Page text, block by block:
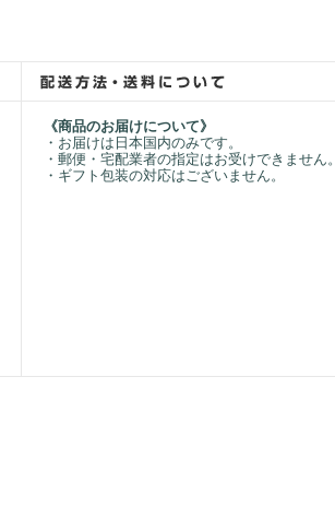
《商品のお届けについて》
・お届けは日本国内のみです。
・郵便・宅配業者の指定はお受けできません。
・ギフト包装の対応はございません。